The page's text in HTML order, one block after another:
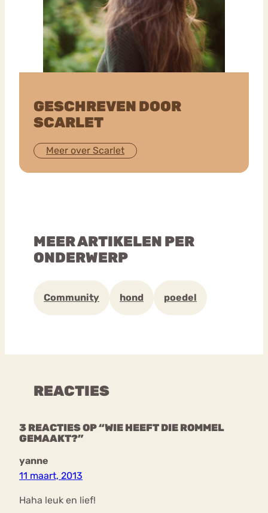
GESCHREVEN DOOR
SCARLET
Meer over Scarlet
MEER ARTIKELEN PER
ONDERWERP
Community hond poedel
REACTIES
3 REACTIES OP “WIE HEEFT DIE ROMMEL
GEMAAKT?”
yanne
11 maart, 2013
Haha leuk en lief!